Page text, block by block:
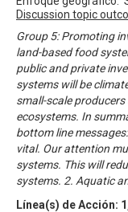
Discussion topic
Group 5: Promoting
land-based food
public and private
systems will be
small-scale
ecosystems. In
bottom line
vital. Our attention
systems. This will
systems. 2. Aquatic
Línea(s) de Acción: 1